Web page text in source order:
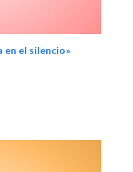
en el silencio»